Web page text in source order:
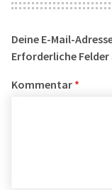
Deine E-Mail-
Erforderliche
Kommentar *